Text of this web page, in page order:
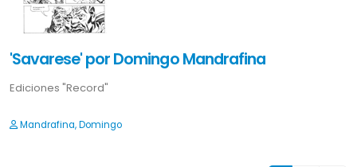
'Savarese' por Domingo Mandrafina
Ediciones "Record"
Mandrafina, Domingo